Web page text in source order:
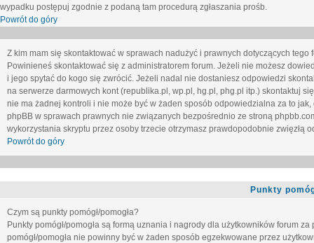
wypadku postępuj zgodnie z podaną tam procedurą zgłaszania prośb.
Powrót do góry
Z kim mam się skontaktować w sprawach nadużyć i prawnych dotyczących tego
Powinieneś skontaktować się z administratorem forum. Jeżeli nie możesz
i jego spytać do kogo się zwrócić. Jeżeli nadal nie dostaniesz odpowiedzi
na serwerze darmowych kont (republika.pl, wp.pl, hg.pl, phg.pl itp.) skontaktuj
nie ma żadnej kontroli i nie może być w żaden sposób odpowiedzialna za to
phpBB w sprawach prawnych nie związanych bezpośrednio ze stroną
wykorzystania skryptu przez osoby trzecie otrzymasz prawdopodobnie zwięzłą
Powrót do góry
Punkty
Czym są punkty pomógł/pomogła?
Punkty pomógł/pomogła są formą uznania i nagrody dla użytkowników forum
pomógł/pomogła nie powinny być w żaden sposób egzekwowane przez